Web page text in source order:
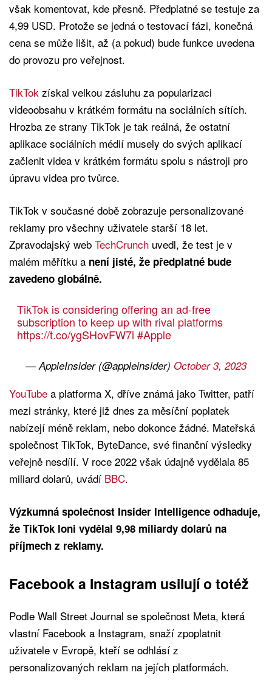
však komentovat, kde přesně. Předplatné se testuje za
4,99 USD. Protože se jedná o testovací fázi, konečná
cena se může lišit, až (a pokud) bude funkce uvedena
do provozu pro veřejnost.
TikTok získal velkou zásluhu za popularizaci
videoobsahu v krátkém formátu na sociálních sítích.
Hrozba ze strany TikTok je tak reálná, že ostatní
aplikace sociálních médií musely do svých aplikací
začlenit videa v krátkém formátu spolu s nástroji pro
úpravu videa pro tvůrce.
TikTok v současné době zobrazuje personalizované
reklamy pro všechny uživatele starší 18 let.
Zpravodajský web TechCrunch uvedl, že test je v
malém měřítku a není jisté, že předplatné bude
zavedeno globálně.
TikTok is considering offering an ad-free
subscription to keep up with rival platforms
https://t.co/ygSHovFW7i #Apple
— AppleInsider (@appleinsider) October 3, 2023
YouTube a platforma X, dříve známá jako Twitter, patří
mezi stránky, které již dnes za měsíční poplatek
nabízejí méně reklam, nebo dokonce žádné. Mateřská
společnost TikTok, ByteDance, své finanční výsledky
veřejně nesdílí. V roce 2022 však údajně vydělala 85
miliard dolarů, uvádí BBC.
Výzkumná společnost Insider Intelligence odhaduje,
že TikTok loni vydělal 9,98 miliardy dolarů na
příjmech z reklamy.
Facebook a Instagram usilují o totéž
Podle Wall Street Journal se společnost Meta, která
vlastní Facebook a Instagram, snaží zpoplatnit
uživatele v Evropě, kteří se odhlásí z
personalizovaných reklam na jejích platformách.